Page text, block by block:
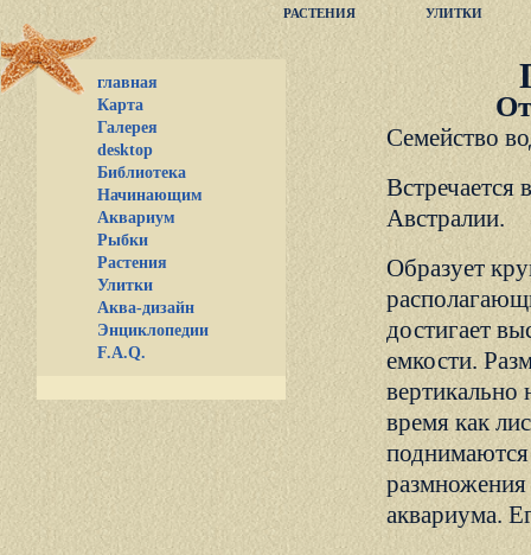
РАСТЕНИЯ
УЛИТКИ
главная
Карта
Галерея
desktop
Библиотека
Начинающим
Аквариум
Рыбки
Растения
Улитки
Аква-дизайн
Энциклопедии
F.A.Q.
Семейство
Австралии.
Образует
достигает
емкости.
вертикально
время как
размножения
аквариума.